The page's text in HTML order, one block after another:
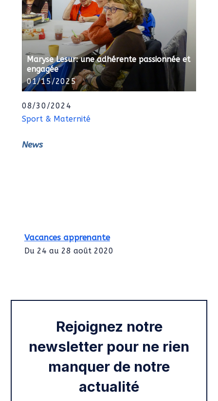
Maryse Lesur: une adhérente passionnée et
engagée
01/15/2025
08/30/2024
Sport & Maternité
News
Vacances apprenante
Du 24 au 28 août 2020
Rejoignez notre
newsletter pour ne rien
manquer de notre
actualité